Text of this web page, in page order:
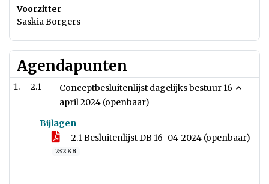
Voorzitter
Saskia Borgers
Agendapunten
2.1
Conceptbesluitenlijst dagelijks bestuur 16
april 2024 (openbaar)
Bijlagen
2.1 Besluitenlijst DB 16-04-2024 (openbaar)
232 KB